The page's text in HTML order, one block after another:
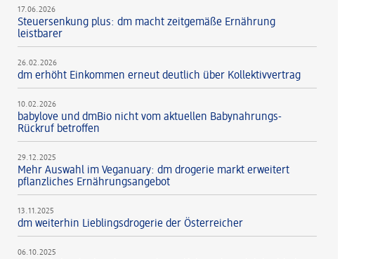
17.06.2026
Steuersenkung plus: dm macht zeitgemäße Ernährung
leistbarer
26.02.2026
dm erhöht Einkommen erneut deutlich über Kollektivvertrag
10.02.2026
babylove und dmBio nicht vom aktuellen Babynahrungs-
Rückruf betroffen
29.12.2025
Mehr Auswahl im Veganuary: dm drogerie markt erweitert
pflanzliches Ernährungsangebot
13.11.2025
dm weiterhin Lieblingsdrogerie der Österreicher
06.10.2025